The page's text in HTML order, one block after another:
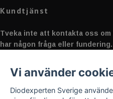
Kundtjänst
Tveka inte att kontakta oss om
har någon fråga eller fundering.
Vi använder
Diodexperten Sverige